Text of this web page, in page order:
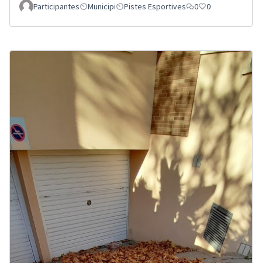
Participantes Municipi Pistes Esportives 0 0